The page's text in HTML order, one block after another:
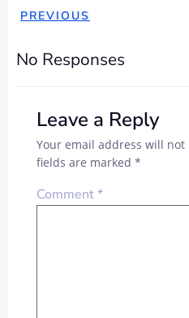
POST
PREVIOUS
No Responses
Leave a Reply
Your email address will
fields are marked *
Comment*